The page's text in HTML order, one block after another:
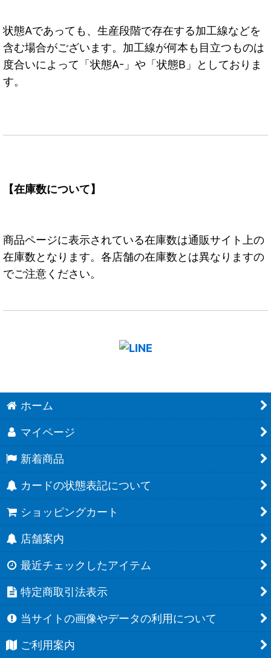
状態Aであっても、生産段階で存在する加工線などを
含む場合がございます。加工線が何本も目立つものは
度合いによって「状態A-」や「状態B」としておりま
す。
【在庫数について】
商品ページに表示されている在庫数は通販サイト上の
在庫数となります。各店舗の在庫数とは異なりますの
でご注意ください。
ホーム
マイページ
新着商品
カードの状態表記について
ショッピングカート
店舗案内
最近チェックしたアイテム
特定商取引法表示
当サイトの画像やデータの利用について
ご利用案内